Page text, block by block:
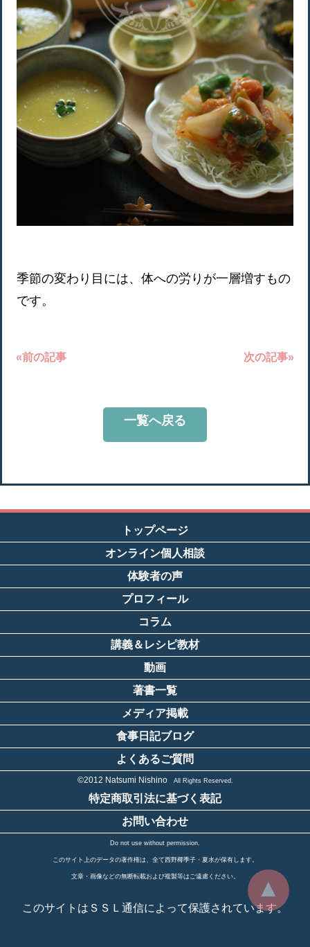
季節の変わり目には、体への労りが一層増すもの
です。
«前の記事 次の記事»
一覧へ戻る
▲
トップページ
オンライン個人相談
体験者の声
プロフィール
コラム
講義＆レシピ教材
動画
著書一覧
メディア掲載
食事日記ブログ
よくあるご質問
特定商取引法に基づく表記
お問い合わせ
©2012 Natsumi NishinoAll Rights Reserved.
Do not use without permission.
このサイト上のデータの著作権は、全て西野椰季子・夏水が保有します。
文章・画像などの無断転載および複製等はご遠慮ください。
このサイトはＳＳＬ通信によって保護されています。